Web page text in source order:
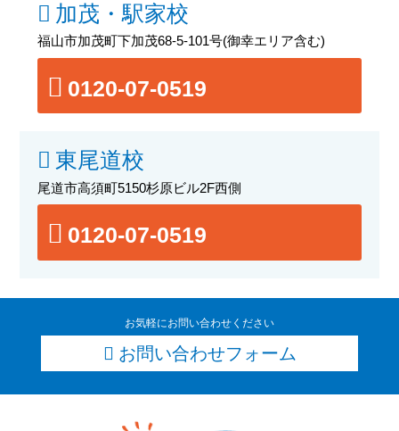
加茂・駅家校
福山市加茂町下加茂68-5-101号(御幸エリア含む)
0120-07-0519
東尾道校
尾道市高須町5150杉原ビル2F西側
0120-07-0519
お気軽にお問い合わせください
お問い合わせフォーム